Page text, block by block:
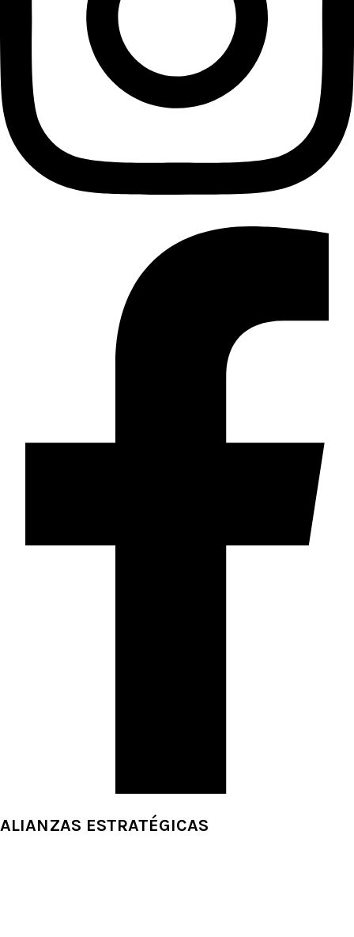
ALIANZAS ESTRATÉGICAS